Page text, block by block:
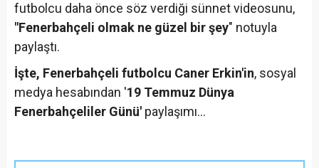
futbolcu daha önce söz verdiği sünnet videosunu,
"Fenerbahçeli olmak ne güzel bir şey" notuyla
paylaştı.
İşte, Fenerbahçeli futbolcu Caner Erkin'in, sosyal
medya hesabından '19 Temmuz Dünya
Fenerbahçeliler Günü' paylaşımı...